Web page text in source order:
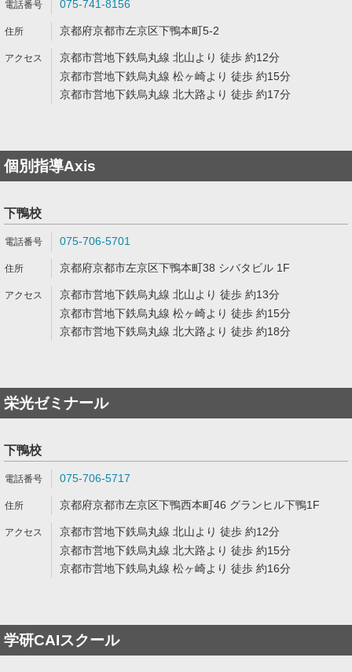
075-741-8156
京都府京都市左京区下鴨本町5-2
京都市営地下鉄烏丸線 北山より 徒歩 約12分
京都市営地下鉄烏丸線 松ヶ崎より 徒歩 約15分
京都市営地下鉄烏丸線 北大路より 徒歩 約17分
個別指導Axis
下鴨校
075-706-5701
京都府京都市左京区下鴨本町38 シバタビル 1F
京都市営地下鉄烏丸線 北山より 徒歩 約13分
京都市営地下鉄烏丸線 松ヶ崎より 徒歩 約15分
京都市営地下鉄烏丸線 北大路より 徒歩 約18分
栄光ゼミナール
下鴨校
075-706-5717
京都府京都市左京区下鴨西本町46 グランヒル下鴨1F
京都市営地下鉄烏丸線 北山より 徒歩 約12分
京都市営地下鉄烏丸線 北大路より 徒歩 約15分
京都市営地下鉄烏丸線 松ヶ崎より 徒歩 約16分
学研CAIスクール